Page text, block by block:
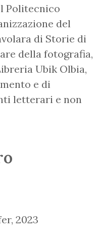
Politecnico
del
di Storie di
della fotografia,
Ubik Olbia,
e di
letterari e non
2023